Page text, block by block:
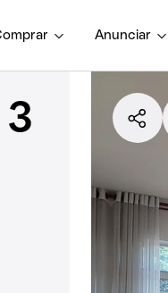
Anunciar
3